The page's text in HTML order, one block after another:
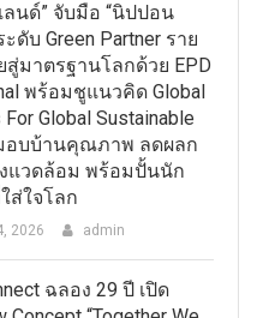
ลนด์” จับมือ “นิปปอน
ดับ Green Partner ราย
สู่มาตรฐานโลกด้วย EPD
พร้อมชูแนวคิด Global
Global Sustainable
อบบ้านคุณภาพ ลดผลก
แวดล้อม พร้อมปั้นนัก
ส่ใจโลก
2026 admin
ฉลอง 29 ปี เปิด